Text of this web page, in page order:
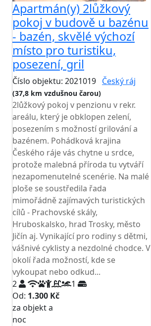
Apartmán(y) 2lůžkový
pokoj v budově u bazénu
- bazén, skvělé výchozí
místo pro turistiku,
posezení, gril
Číslo objektu: 2021019 Český ráj
(37,8 km vzdušnou čarou)
2lůžkový pokoj v penzionu v rekr.
areálu, který je obklopen zelení,
posezením s možností grilování a
bazénem. Pohádková krajina
Českého ráje vás chytne u srdce,
protože malebná příroda tu vytváří
nezapomenutelné scenérie. Na malé
ploše se soustředila řada
mimořádně zajímavých turistických
cílů - Prachovské skály,
Hruboskalsko, hrad Trosky, město
Jičín aj. Vynikající pro rodiny s dětmi,
vášnivé cyklisty a nezdolné chodce. V
okolí řada možností, kde se
vykoupat nebo odkud...
2
1
Od: 1.300 Kč
za objekt a
noc